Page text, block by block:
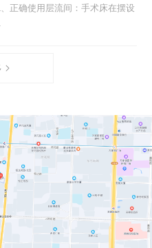
正确使用层流间：手术床在摆设